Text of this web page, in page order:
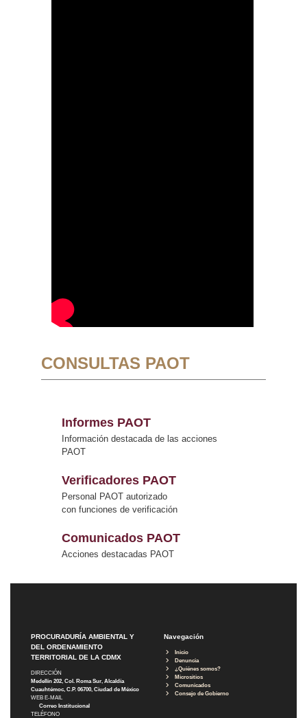
CONSULTAS PAOT
Informes PAOT
Información destacada de las acciones
PAOT
Verificadores PAOT
Personal PAOT autorizado
con funciones de verificación
Comunicados PAOT
Acciones destacadas PAOT
PROCURADURÍA AMBIENTAL Y
DEL ORDENAMIENTO
TERRITORIAL DE LA CDMX
DIRECCIÓN
Medellín 202, Col. Roma Sur, Alcaldía
Cuauhtémoc, C.P. 06700, Ciudad de México
WEB E-MAIL
Correo Institucional
TELÉFONO
Navegación
Inicio
Denuncia
¿Quiénes somos?
Micrositios
Comunicados
Consejo de Gobierno